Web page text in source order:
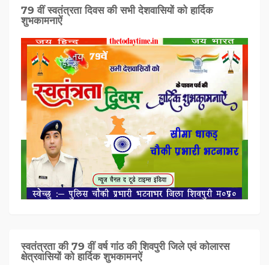
79 वीं स्वतंत्रता दिवस की सभी देशवासियों को हार्दिक
शुभकामनाऐं
स्वतंत्रता की 79 वीं वर्ष गांठ की शिवपुरी जिले एवं कोलारस
क्षेत्रवासियों को हार्दिक शुभकामनऐं